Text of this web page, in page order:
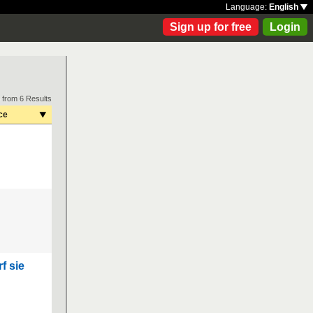
Language: English
Sign up for free Login
from 6 Results
sie